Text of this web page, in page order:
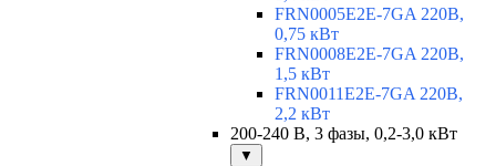
FRN0005E2E-7GA 220В,
0,75 кВт
FRN0008E2E-7GA 220В,
1,5 кВт
FRN0011E2E-7GA 220В,
2,2 кВт
200-240 В, 3 фазы, 0,2-3,0 кВт
▼